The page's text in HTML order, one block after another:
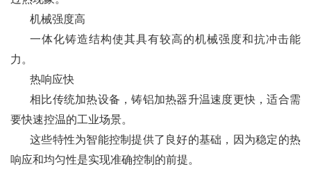
机械强度高
一体化铸造结构使其具有较高的机械强度和抗冲击能
力。
热响应快
相比传统加热设备，铸铝加热器升温速度更快，适合需
要快速控温的工业场景。
这些特性为智能控制提供了良好的基础，因为稳定的热
响应和均匀性是实现准确控制的前提。